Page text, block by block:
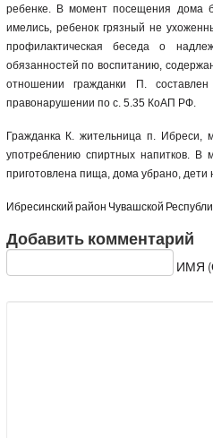
ребенке. В момент посещения дома
имелись, ребенок грязный не
профилактическая беседа о
обязанностей по воспитанию,
отношении гражданки П.
правонарушении по с. 5.35 КоАП РФ.
Гражданка К. жительница п. Ибреси,
употреблению спиртных напитков.
приготовлена пища, дома убрано, дети
Ибресинский район Чувашской
Добавить комментарий
ИМЯ